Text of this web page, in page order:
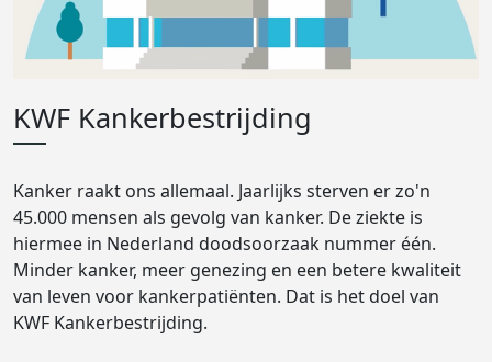
KWF Kankerbestrijding
Kanker raakt ons allemaal. Jaarlijks sterven er zo'n
45.000 mensen als gevolg van kanker. De ziekte is
hiermee in Nederland doodsoorzaak nummer één.
Minder kanker, meer genezing en een betere kwaliteit
van leven voor kankerpatiënten. Dat is het doel van
KWF Kankerbestrijding.